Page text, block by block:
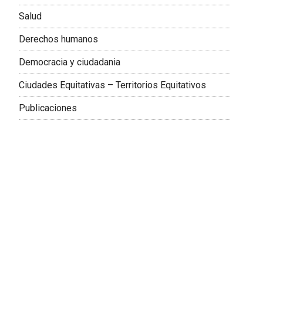
Salud
Derechos humanos
Democracia y ciudadania
Ciudades Equitativas – Territorios Equitativos
Publicaciones